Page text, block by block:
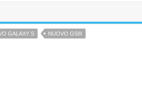
GALAXY S
NUOVO GSIII